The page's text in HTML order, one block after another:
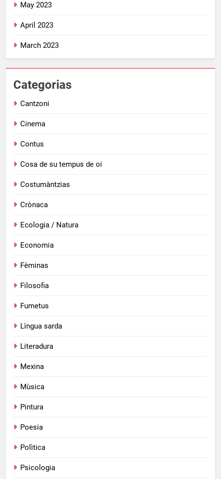
May 2023
April 2023
March 2023
Categorias
Cantzoni
Cinema
Contus
Cosa de su tempus de oi
Costumàntzias
Crònaca
Ecologia / Natura
Economia
Fèminas
Filosofia
Fumetus
Lìngua sarda
Literadura
Mexina
Mùsica
Pintura
Poesia
Polìtica
Psicologia